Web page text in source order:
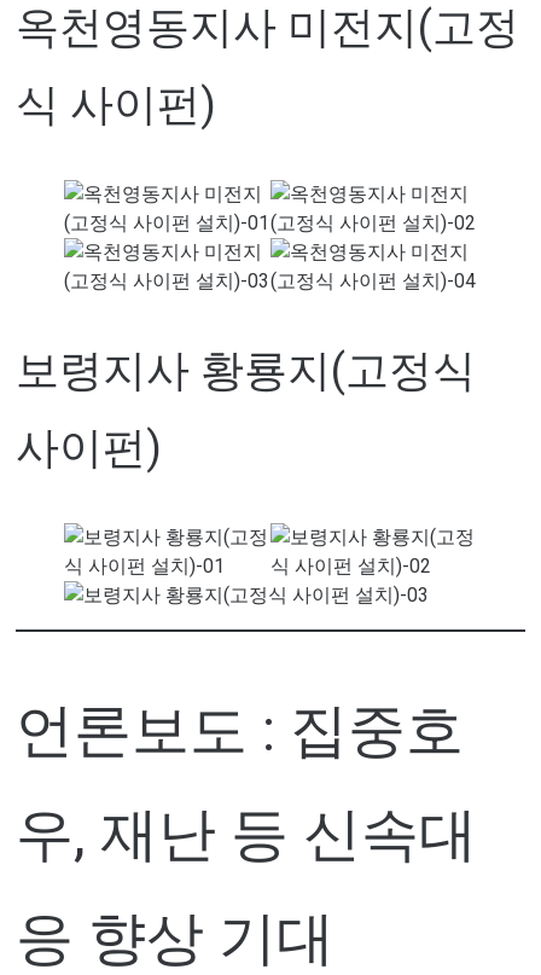
옥천영동지사 미전지(고정
식 사이펀)
보령지사 황룡지(고정식
사이펀)
언론보도 : 집중호
우, 재난 등 신속대
응 향상 기대